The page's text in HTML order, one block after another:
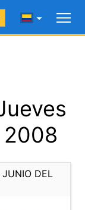
2008
DEL